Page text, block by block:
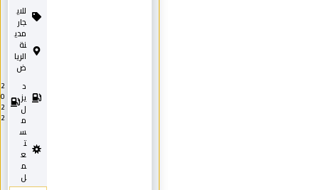
للاي
جار
مدي
نة
الريا
ض
يز
ل
م
س
ع
م
ل